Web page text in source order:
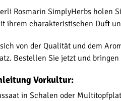
Rosmarin SimplyHerbs holen
ihrem charakteristischen Duft
von der Qualität und dem
Bestellen Sie jetzt und
Vorkultur:
in Schalen oder